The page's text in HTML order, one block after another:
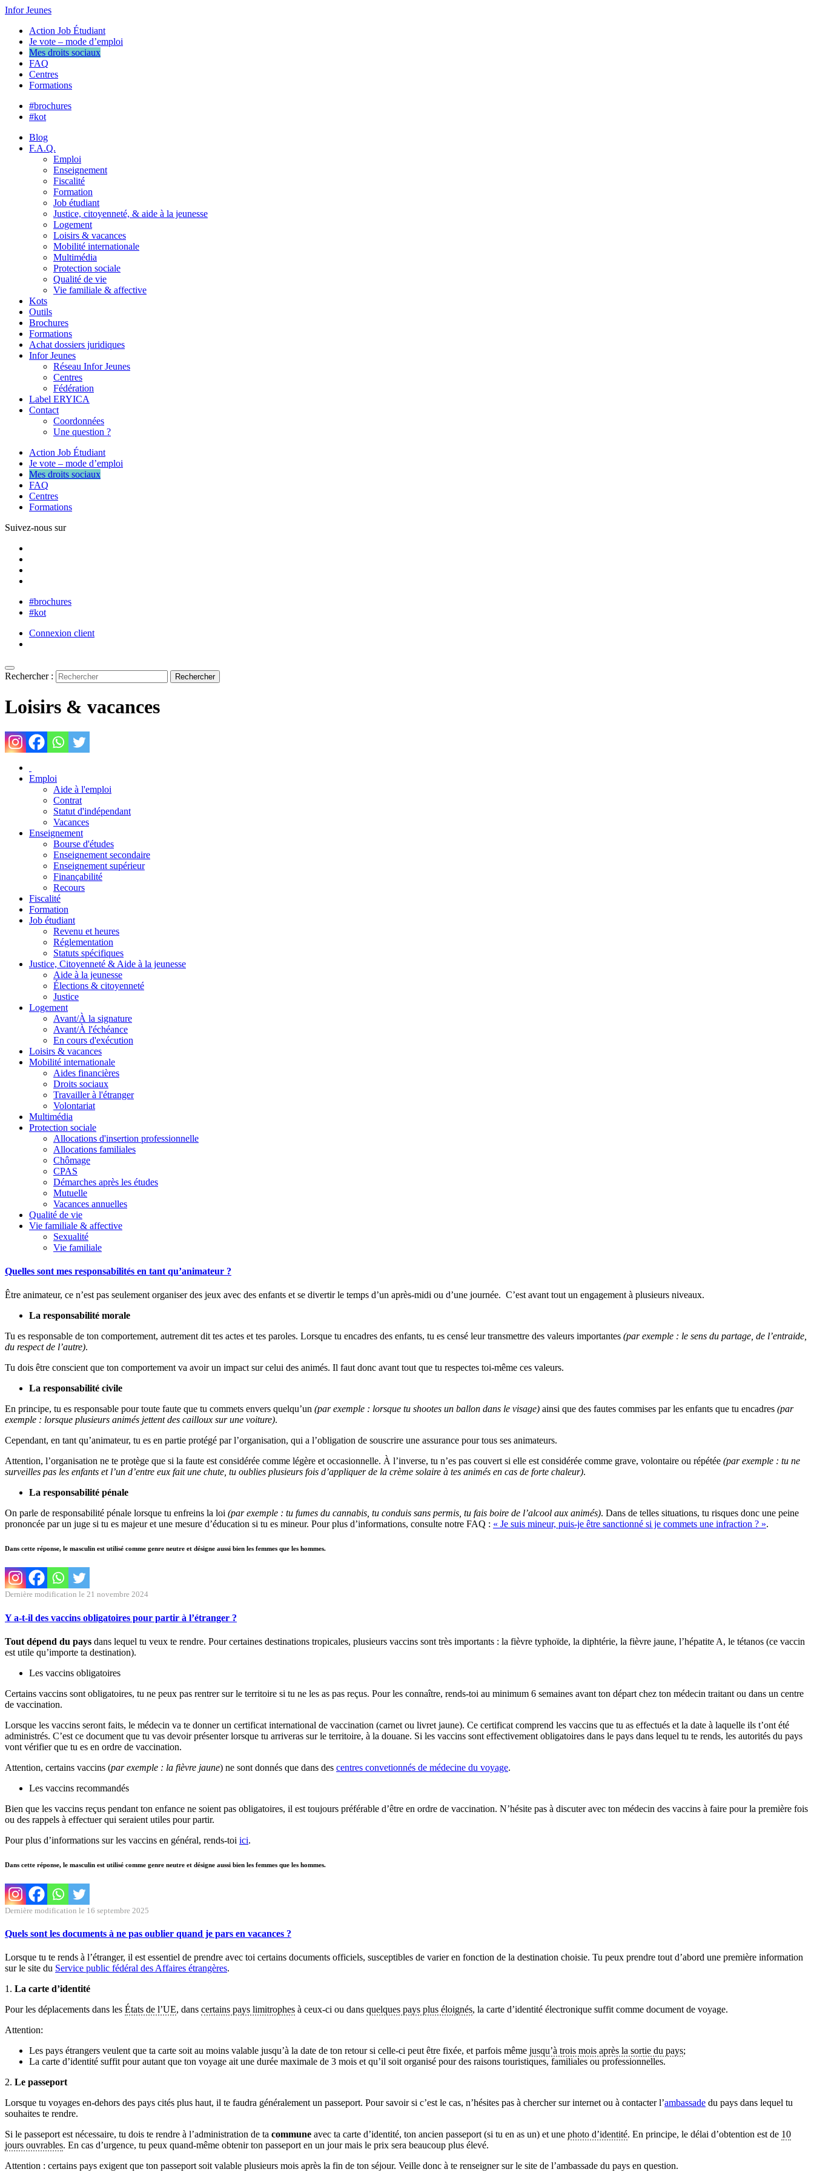
Infor Jeunes
Action Job Étudiant
Je vote – mode d’emploi
Mes droits sociaux
FAQ
Centres
Formations
#brochures
#kot
Blog
F.A.Q.
Emploi
Enseignement
Fiscalité
Formation
Job étudiant
Justice, citoyenneté, & aide à la jeunesse
Logement
Loisirs & vacances
Mobilité internationale
Multimédia
Protection sociale
Qualité de vie
Vie familiale & affective
Kots
Outils
Brochures
Formations
Achat dossiers juridiques
Infor Jeunes
Réseau Infor Jeunes
Centres
Fédération
Label ERYICA
Contact
Coordonnées
Une question ?
Action Job Étudiant
Je vote – mode d’emploi
Mes droits sociaux
FAQ
Centres
Formations
Suivez-nous sur
#brochures
#kot
Connexion client
Rechercher :
Loisirs & vacances
Emploi
Aide à l'emploi
Contrat
Statut d'indépendant
Vacances
Enseignement
Bourse d'études
Enseignement secondaire
Enseignement supérieur
Finançabilité
Recours
Fiscalité
Formation
Job étudiant
Revenu et heures
Réglementation
Statuts spécifiques
Justice, Citoyenneté & Aide à la jeunesse
Aide à la jeunesse
Élections & citoyenneté
Justice
Logement
Avant/À la signature
Avant/À l'échéance
En cours d'exécution
Loisirs & vacances
Mobilité internationale
Aides financières
Droits sociaux
Travailler à l'étranger
Volontariat
Multimédia
Protection sociale
Allocations d'insertion professionnelle
Allocations familiales
Chômage
CPAS
Démarches après les études
Mutuelle
Vacances annuelles
Qualité de vie
Vie familiale & affective
Sexualité
Vie familiale
Quelles sont mes responsabilités en tant qu’animateur ?
Être animateur, ce n’est pas seulement organiser des jeux avec des enfants et se divertir le temps d’un après-midi ou d’une journée. C’est avant tout un engagement à plusieurs niveaux.
La responsabilité morale
Tu es responsable de ton comportement, autrement dit tes actes et tes paroles. Lorsque tu encadres des enfants, tu es censé leur transmettre des valeurs importantes (par exemple : le sens du partage, de l’entraide,
du respect de l’autre).
Tu dois être conscient que ton comportement va avoir un impact sur celui des animés. Il faut donc avant tout que tu respectes toi-même ces valeurs.
La responsabilité civile
En principe, tu es responsable pour toute faute que tu commets envers quelqu’un (par exemple : lorsque tu shootes un ballon dans le visage) ainsi que des fautes commises par les enfants que tu encadres (par
exemple : lorsque plusieurs animés jettent des cailloux sur une voiture).
Cependant, en tant qu’animateur, tu es en partie protégé par l’organisation, qui a l’obligation de souscrire une assurance pour tous ses animateurs.
Attention, l’organisation ne te protège que si la faute est considérée comme légère et occasionnelle. À l’inverse, tu n’es pas couvert si elle est considérée comme grave, volontaire ou répétée (par exemple : tu ne
surveilles pas les enfants et l’un d’entre eux fait une chute, tu oublies plusieurs fois d’appliquer de la crème solaire à tes animés en cas de forte chaleur).
La responsabilité pénale
On parle de responsabilité pénale lorsque tu enfreins la loi (par exemple : tu fumes du cannabis, tu conduis sans permis, tu fais boire de l’alcool aux animés). Dans de telles situations, tu risques donc une peine
prononcée par un juge si tu es majeur et une mesure d’éducation si tu es mineur. Pour plus d’informations, consulte notre FAQ : « Je suis mineur, puis-je être sanctionné si je commets une infraction ? ».
Dans cette réponse, le masculin est utilisé comme genre neutre et désigne aussi bien les femmes que les hommes.
Dernière modification le 21 novembre 2024
Y a-t-il des vaccins obligatoires pour partir à l’étranger ?
Tout dépend du pays dans lequel tu veux te rendre. Pour certaines destinations tropicales, plusieurs vaccins sont très importants : la fièvre typhoïde, la diphtérie, la fièvre jaune, l’hépatite A, le tétanos (ce vaccin
est utile qu’importe ta destination).
Les vaccins obligatoires
Certains vaccins sont obligatoires, tu ne peux pas rentrer sur le territoire si tu ne les as pas reçus. Pour les connaître, rends-toi au minimum 6 semaines avant ton départ chez ton médecin traitant ou dans un centre
de vaccination.
Lorsque les vaccins seront faits, le médecin va te donner un certificat international de vaccination (carnet ou livret jaune). Ce certificat comprend les vaccins que tu as effectués et la date à laquelle ils t’ont été
administrés. C’est ce document que tu vas devoir présenter lorsque tu arriveras sur le territoire, à la douane. Si les vaccins sont effectivement obligatoires dans le pays dans lequel tu te rends, les autorités du pays
vont vérifier que tu es en ordre de vaccination.
Attention, certains vaccins (parexemple : la fièvre jaune) ne sont donnés que dans des centres convetionnés de médecine du voyage.
Les vaccins recommandés
Bien que les vaccins reçus pendant ton enfance ne soient pas obligatoires, il est toujours préférable d’être en ordre de vaccination. N’hésite pas à discuter avec ton médecin des vaccins à faire pour la première fois
ou des rappels à effectuer qui seraient utiles pour partir.
Pour plus d’informations sur les vaccins en général, rends-toi ici.
Dans cette réponse, le masculin est utilisé comme genre neutre et désigne aussi bien les femmes que les hommes.
Dernière modification le 16 septembre 2025
Quels sont les documents à ne pas oublier quand je pars en vacances ?
Lorsque tu te rends à l’étranger, il est essentiel de prendre avec toi certains documents officiels, susceptibles de varier en fonction de la destination choisie. Tu peux prendre tout d’abord une première information
sur le site du Service public fédéral des Affaires étrangères.
1. La carte d’identité
Pour les déplacements dans les États de l’UE, dans certains pays limitrophes à ceux-ci ou dans quelques pays plus éloignés, la carte d’identité électronique suffit comme document de voyage.
Attention:
Les pays étrangers veulent que ta carte soit au moins valable jusqu’à la date de ton retour si celle-ci peut être fixée, et parfois même jusqu’à trois mois après la sortie du pays;
La carte d’identité suffit pour autant que ton voyage ait une durée maximale de 3 mois et qu’il soit organisé pour des raisons touristiques, familiales ou professionnelles.
2. Le passeport
Lorsque tu voyages en-dehors des pays cités plus haut, il te faudra généralement un passeport. Pour savoir si c’est le cas, n’hésites pas à chercher sur internet ou à contacter l’ambassade du pays dans lequel tu
souhaites te rendre.
Si le passeport est nécessaire, tu dois te rendre à l’administration de ta commune avec ta carte d’identité, ton ancien passeport (si tu en as un) et une photo d’identité. En principe, le délai d’obtention est de 10
jours ouvrables. En cas d’urgence, tu peux quand-même obtenir ton passeport en un jour mais le prix sera beaucoup plus élevé.
Attention : certains pays exigent que ton passeport soit valable plusieurs mois après la fin de ton séjour. Veille donc à te renseigner sur le site de l’ambassade du pays en question.